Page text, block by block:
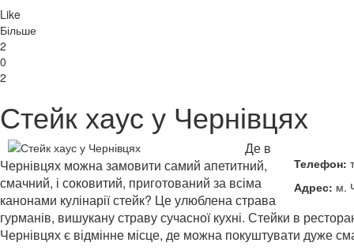
Like
Більше
2
0
2
Стейк хаус у Чернівцях
Телефон:
Адрес: м.
Де в
Чернівцях можна замовити самий апетитний,
смачний, і соковитий, приготований за всіма
канонами кулінарії стейк? Це улюблена страва
гурманів, вишукану страву сучасної кухні. Стейки в
Чернівцях є відмінне місце, де можна покуштувати дуже